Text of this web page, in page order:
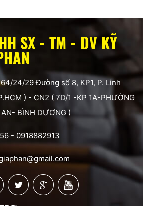
SX - TM - DV KỸ
24/29 Đường số 8, KP1, P. Linh
) - CN2 ( 7D/1 -KP 1A-PHƯỜNG
BÌNH DƯƠNG )
- 0918882913